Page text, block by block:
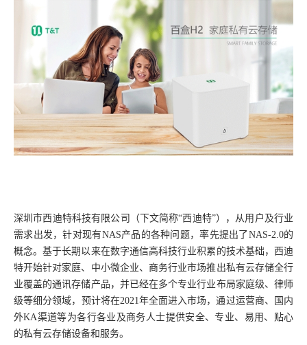
深圳市西迪特科技有限公司（下文简称“西迪特”），从用户及行业
需求出发，针对现有NAS产品的各种问题，率先提出了NAS-2.0的
概念。基于长期以来在数字通信高科技行业积累的技术基础，西迪
特开始针对家庭、中小微企业、商务行业市场推出私有云存储全行
业覆盖的通讯存储产品，并已经在多个专业行业布局家庭级、律师
级等细分领域，预计将在2021年全面进入市场，通过运营商、国内
外KA渠道等为各行各业及商务人士提供安全、专业、易用、贴心
的私有云存储设备和服务。